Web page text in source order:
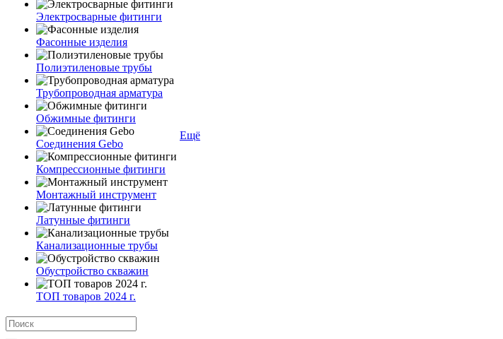
Электросварные фитинги
Фасонные изделия
Полиэтиленовые трубы
Трубопроводная арматура
Обжимные фитинги
Соединения Gebo
Компрессионные фитинги
Монтажный инструмент
Латунные фитинги
Канализационные трубы
Обустройство скважин
ТОП товаров 2024 г.
Ещё